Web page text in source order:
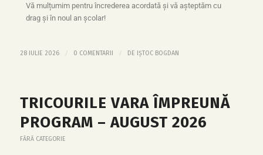
Vă mulțumim pentru încrederea acordată și vă așteptăm cu
drag și în noul an școlar!
28 IULIE 2026 / 0 COMENTARII / DE IȘTOC BOGDAN
TRICOURILE VARA ÎMPREUNĂ
PROGRAM – AUGUST 2026
FĂRĂ CATEGORIE